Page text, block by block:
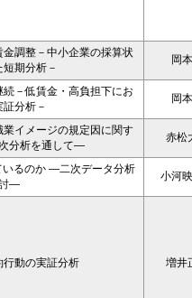
調整－中小企業の採算状
期分析－
岡
－低賃金・高負担下にお
分析－
岡
イメージの規定因に関す
分析を通して―
赤松
いるのか —二次データ分析
討—
小河
行動の実証分析 増井